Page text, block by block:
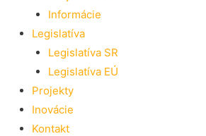
Informácie
Legislatíva
Legislatíva SR
Legislatíva EÚ
Projekty
Inovácie
Kontakt